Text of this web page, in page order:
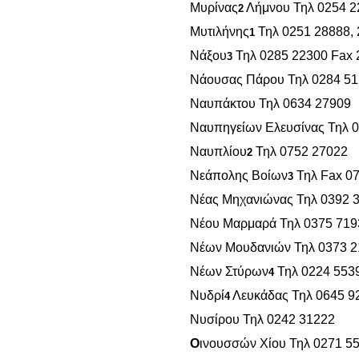
Μυρίνας2 Λήμνου Τηλ 0254
Μυτιλήνης1 Τηλ 0251 28888,
Νάξου3 Τηλ 0285 22300 Fax
Νάουσας Πάρου Τηλ 0284
Ναυπάκτου Τηλ 0634 27909
Ναυπηγείων Ελευσίνας Τηλ
Ναυπλίου2 Τηλ 0752 27022
Νεάπολης Βοίων3 Τηλ Fax
Νέας Μηχανιώνας Τηλ 0392
Νέου Μαρμαρά Τηλ 0375
Νέων Μουδανιών Τηλ 0373
Νέων Στύρων4Τηλ 0224
Νυδρί4Λευκάδας Τηλ 0645
Νυσίρου Τηλ 0242 31222
Οινουσσών Χίου Τηλ 0271